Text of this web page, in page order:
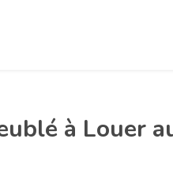
à Louer